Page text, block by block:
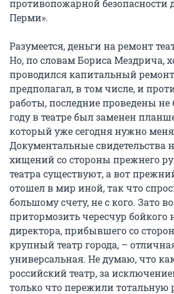
противопожарной безопасности
Перми».
Разумеется, деньги на ремонт
Но, по словам Бориса Мездрича,
проводился капитальный
предполагал, в том числе, и
работы, последние проведены не
году в театре был заменен
который уже сегодня нужно
Документальные свидетельства
хищений со стороны прежнего
театра существуют, а вот
отошел в мир иной, так что
большому счету, не с кого. Зато
притормозить чересчур бойкого
директора, прибывшего со
крупный театр города, –
универсальная. Не думаю, что
российский театр, за
только что пережили тотальную